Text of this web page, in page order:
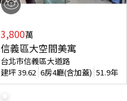
3,800萬
信義區大空間美寓
台北市信義區大道路
建坪39.62 6房4廳(含加蓋) 51.9年